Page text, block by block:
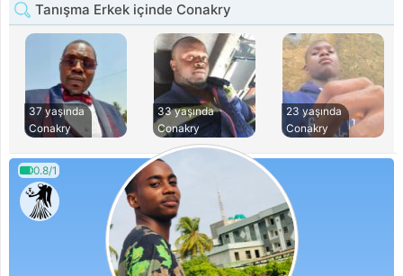
Tanışma Erkek içinde Conakry
37 yaşında
Conakry
33 yaşında
Conakry
23 yaşında
Conakry
0.8/1